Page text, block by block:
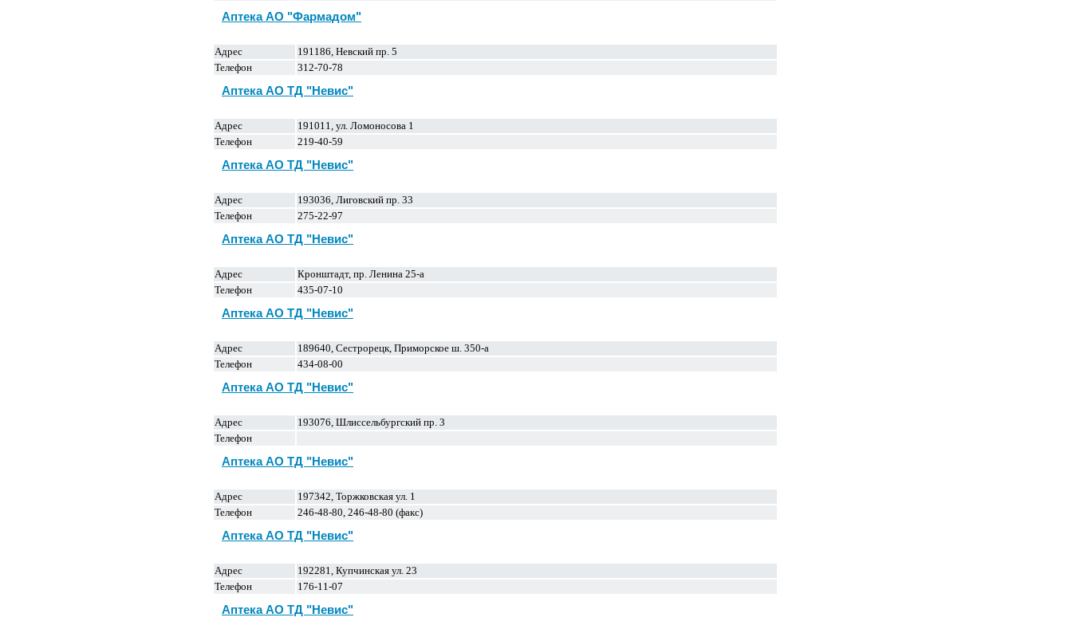
Аптека АО "Фармадом"
Адрес
191186, Невский пр. 5
Телефон
312-70-78
Аптека АО ТД "Невис"
Адрес
191011, ул. Ломоносова 1
Телефон
219-40-59
Аптека АО ТД "Невис"
Адрес
193036, Лиговский пр. 33
Телефон
275-22-97
Аптека АО ТД "Невис"
Адрес
Кронштадт, пр. Ленина 25-а
Телефон
435-07-10
Аптека АО ТД "Невис"
Адрес
189640, Сестрорецк, Приморское ш. 350-а
Телефон
434-08-00
Аптека АО ТД "Невис"
Адрес
193076, Шлиссельбургский пр. 3
Телефон
Аптека АО ТД "Невис"
Адрес
197342, Торжковская ул. 1
Телефон
246-48-80, 246-48-80 (факс)
Аптека АО ТД "Невис"
Адрес
192281, Купчинская ул. 23
Телефон
176-11-07
Аптека АО ТД "Невис"